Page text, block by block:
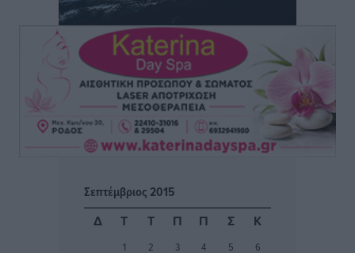
Μητρόπουλος
Αθλητικά• πριν 3 ώρες
Κλεάνθης: Δουλειές μετά ευχαριστιών στο γήπεδο,
ατομικό για δύο
Αθλητικά πριν 3 ώρες
Φοίβος: Εν αναμονή του Νίκου Λαζίδη
Σεπτέμβριος 2015
Δ
Τ Τ Π Π Σ Κ
1 2 3 4 5
6